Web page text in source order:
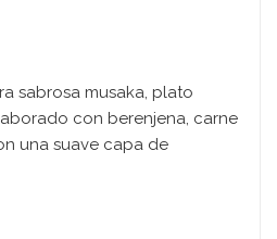
sabrosa musaka, plato
con berenjena, carne
una suave capa de